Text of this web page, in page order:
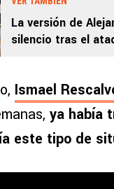
La versión de
silencio tras el
Ismael
ya había
este tipo de